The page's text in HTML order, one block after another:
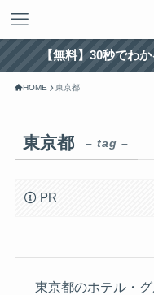
【無料】30秒でわ
HOME 東京都
東京都 – tag –
PR
東京都のホテル・